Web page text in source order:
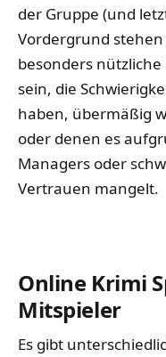
der Gruppe (und
Vordergrund
besonders
sein, die
haben, übermäßig
oder denen es
Managers oder
Vertrauen mangelt.
Online Krimi
Mitspieler
Es gibt